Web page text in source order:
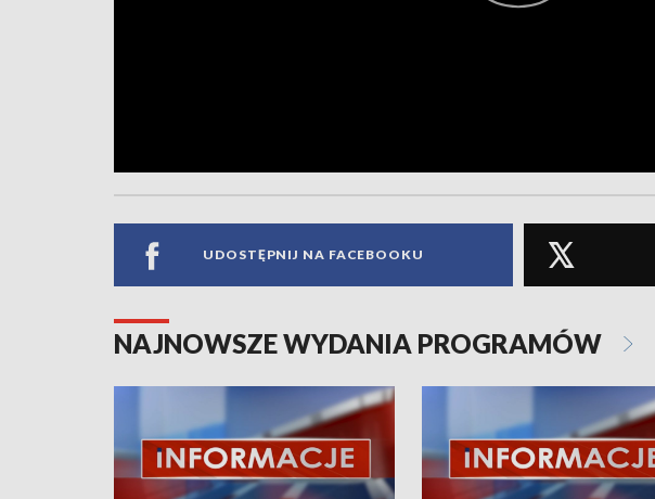
UDOSTĘPNIJ NA FACEBOOKU
NAJNOWSZE WYDANIA PROGRAMÓW